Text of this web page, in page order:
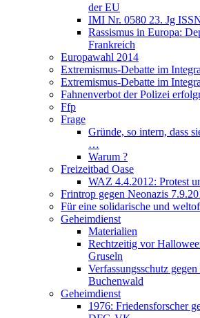
der EU
IMI Nr. 0580 23. Jg
Rassismus in Europa:
Frankreich
Europawahl 2014
Extremismus-Debatte im
Extremismus-Debatte im
Fahnenverbot der Polizei
Ffp
Frage
Gründe, so intern, dass
…
Warum ?
Freizeitbad Oase
WAZ 4.4.2012: Protest
Frintrop gegen Neonazis
Für eine solidarische und
Geheimdienst
Materialien
Rechtzeitig vor
Gruseln
Verfassungsschutz
Buchenwald
Geheimdienst
1976: Friedensforscher